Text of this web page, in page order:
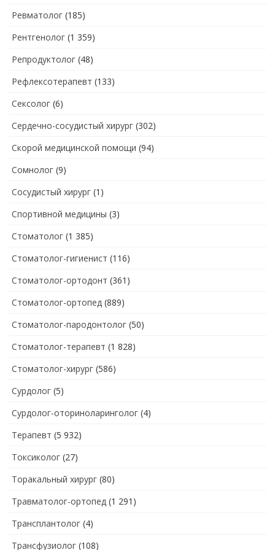
Ревматолог (185)
Рентгенолог (1 359)
Репродуктолог (48)
Рефлексотерапевт (133)
Сексолог (6)
Сердечно-сосудистый хирург (302)
Скорой медицинской помощи (94)
Сомнолог (9)
Сосудистый хирург (1)
Спортивной медицины (3)
Стоматолог (1 385)
Стоматолог-гигиенист (116)
Стоматолог-ортодонт (361)
Стоматолог-ортопед (889)
Стоматолог-пародонтолог (50)
Стоматолог-терапевт (1 828)
Стоматолог-хирург (586)
Сурдолог (5)
Сурдолог-оториноларинголог (4)
Терапевт (5 932)
Токсиколог (27)
Торакальный хирург (80)
Травматолог-ортопед (1 291)
Трансплантолог (4)
Трансфузиолог (108)